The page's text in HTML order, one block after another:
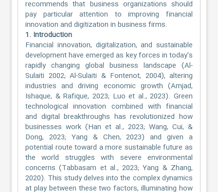
recommends that business organizations should
pay particular attention to improving financial
innovation and digitization in business firms.
1. Introduction
Financial innovation, digitalization, and sustainable
development have emerged as key forces in today's
rapidly changing global business landscape (Al-
Sulaiti 2002; Al-Sulaiti & Fontenot, 2004), altering
industries and driving economic growth (Amjad,
Ishaque, & Rafique, 2023; Luo et al., 2023). Green
technological innovation combined with financial
and digital breakthroughs has revolutionized how
businesses work (Han et al., 2023; Wang, Cui, &
Dong, 2023; Yang & Chen, 2023) and given a
potential route toward a more sustainable future as
the world struggles with severe environmental
concerns (Tabbasam et al., 2023; Yang & Zhang,
2020). This study delves into the complex dynamics
at play between these two factors, illuminating how